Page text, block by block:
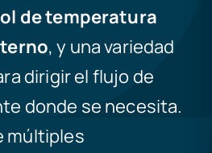
de temperatura
, y una variedad
dirigir el flujo de
donde se necesita.
múltiples